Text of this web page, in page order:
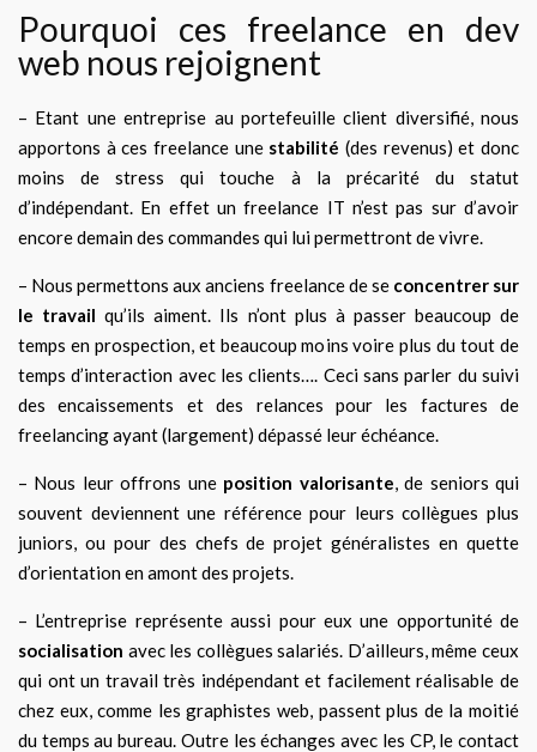
Pourquoi ces freelance en dev
web nous rejoignent
– Etant une entreprise au portefeuille client diversifié, nous
apportons à ces freelance une stabilité (des revenus) et donc
moins de stress qui touche à la précarité du statut
d’indépendant. En effet un freelance IT n’est pas sur d’avoir
encore demain des commandes qui lui permettront de vivre.
– Nous permettons aux anciens freelance de seconcentrer sur
le travail qu’ils aiment. Ils n’ont plus à passer beaucoup de
temps en prospection, et beaucoup moins voire plus du tout de
temps d’interaction avec les clients…. Ceci sans parler du suivi
des encaissements et des relances pour les factures de
freelancing ayant (largement) dépassé leur échéance.
– Nous leur offrons une position valorisante , de seniors qui
souvent deviennent une référence pour leurs collègues plus
juniors, ou pour des chefs de projet généralistes en quette
d’orientation en amont des projets.
– L’entreprise représente aussi pour eux une opportunité de
socialisation avec les collègues salariés. D’ailleurs, même ceux
qui ont un travail très indépendant et facilement réalisable de
chez eux, comme les graphistes web, passent plus de la moitié
du temps au bureau. Outre les échanges avec les CP, le contact